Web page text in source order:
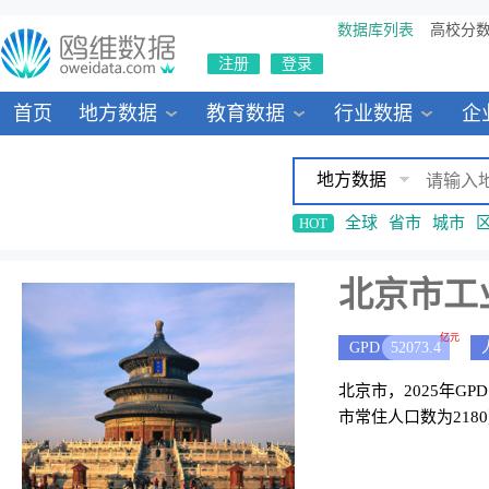
数据库列表 高校分
注册 登录
首页 地方数据 教育数据 行业数据 企
地方数据
HOT 全球 省市 城市
北京市工
GPD 52073.4
亿元
北京市，2025年
市常住人口数为